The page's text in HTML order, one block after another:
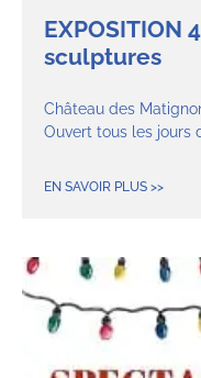
EXPOSITION
sculptures
Château des
Ouvert tous les jours
EN SAVOIR PLUS >>